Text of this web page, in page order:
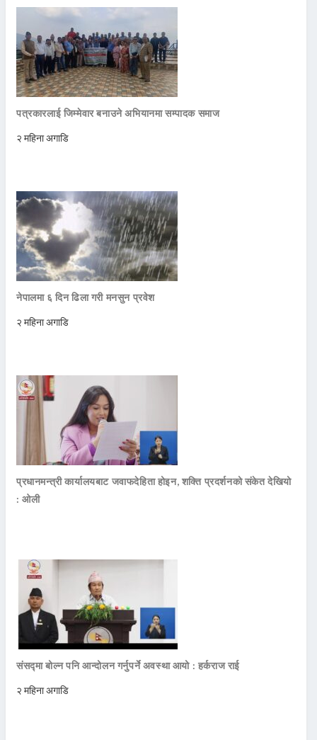
पत्रकारलाई जिम्मेवार बनाउने अभियानमा सम्पादक समाज
२ महिना अगाडि
नेपालमा ६ दिन ढिला गरी मनसुन प्रवेश
२ महिना अगाडि
प्रधानमन्त्री कार्यालयबाट जवाफदेहिता होइन, शक्ति प्रदर्शनको संकेत देखियो
: ओली
संसद्मा बोल्न पनि आन्दोलन गर्नुपर्ने अवस्था आयो : हर्कराज राई
२ महिना अगाडि